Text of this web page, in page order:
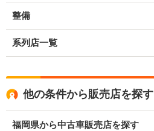
整備
系列店一覧
他の条件から販売店を探す
福岡県から中古車販売店を探す